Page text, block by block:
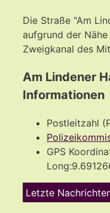
Die Straße "Am
aufgrund der Nähe
Zweigkanal des
Am Lindener
Informationen
Postleitzahl
GPS
Letzte